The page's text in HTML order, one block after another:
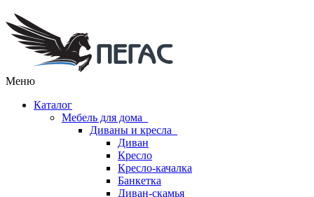
Меню
Каталог
Мебель для дома
Диваны и кресла
Диван
Кресло
Кресло-качалка
Банкетка
Диван-скамья